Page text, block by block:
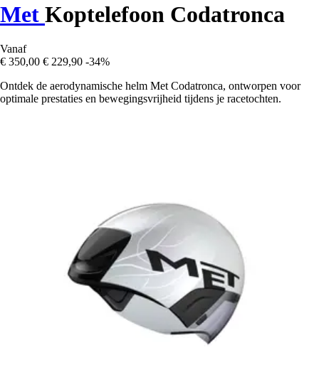
Met Koptelefoon Codatronca
Vanaf
€ 350,00 € 229,90 -34%
Ontdek de aerodynamische helm Met Codatronca, ontworpen voor
optimale prestaties en bewegingsvrijheid tijdens je racetochten.